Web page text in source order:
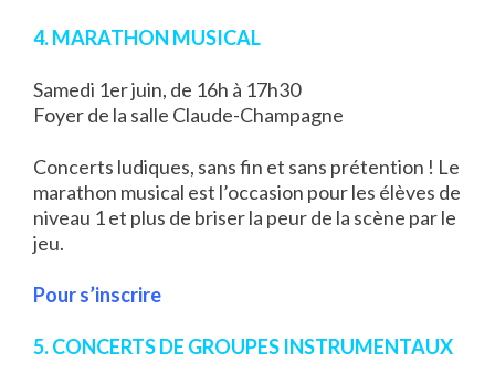
4. MARATHON MUSICAL
Samedi 1er juin, de 16h à 17h30
Foyer de la salle Claude-Champagne
Concerts ludiques, sans fin et sans prétention ! Le
marathon musical est l’occasion pour les élèves de
niveau 1 et plus de briser la peur de la scène par le
jeu.
Pours’inscrire
5. CONCERTS DE GROUPES INSTRUMENTAUX